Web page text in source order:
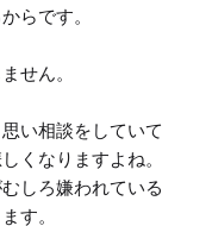
らです。
せん。
い相談をしていて
くなりますよね。
しろ嫌われている
す。